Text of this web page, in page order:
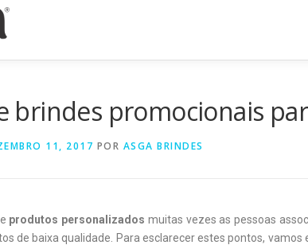
brindes promocionais
11, 2017 POR ASGA BRINDES
produtos personalizados muitas vezes as pessoas
de baixa qualidade. Para esclarecer estes pontos, vamos